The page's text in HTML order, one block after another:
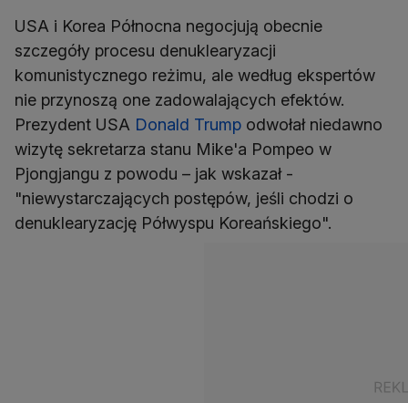
USA i Korea Północna negocjują obecnie
szczegóły procesu denuklearyzacji
komunistycznego reżimu, ale według ekspertów
nie przynoszą one zadowalających efektów.
Prezydent USA Donald Trump odwołał niedawno
wizytę sekretarza stanu Mike'a Pompeo w
Pjongjangu z powodu – jak wskazał -
"niewystarczających postępów, jeśli chodzi o
denuklearyzację Półwyspu Koreańskiego".